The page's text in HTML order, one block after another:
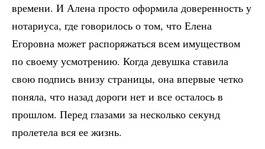
времени. И Алена просто оформила доверенность у
нотариуса, где говорилось о том, что Елена
Егоровна может распоряжаться всем имуществом
по своему усмотрению. Когда девушка ставила
свою подпись внизу страницы, она впервые четко
поняла, что назад дороги нет и все осталось в
прошлом. Перед глазами за несколько секунд
пролетела вся ее жизнь.